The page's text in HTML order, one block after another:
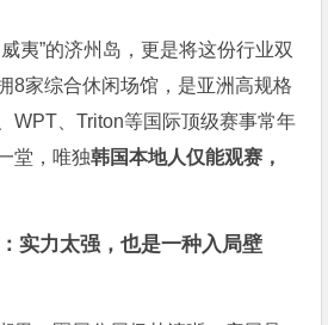
夷”的济州岛，更是将这份行业双
8家综合休闲场馆，是亚洲高规格
WPT、Triton等国际顶级赛事常年
堂，唯独韩国本地人仅能观赛，
实力太强，也是一种入局壁